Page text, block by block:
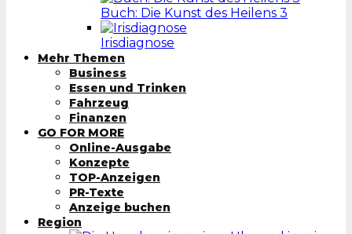
Buch: Die Kunst des Heilens 3
Irisdiagnose
Mehr Themen
Business
Essen und Trinken
Fahrzeug
Finanzen
GO FOR MORE
Online-Ausgabe
Konzepte
TOP-Anzeigen
PR-Texte
Anzeige buchen
Region